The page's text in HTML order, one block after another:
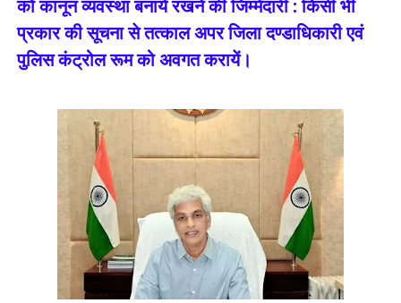
को कानून व्यवस्था बनाये रखने की जिम्मेदारी : किसी भी
प्रकार की सूचना से तत्काल अपर जिला दण्डाधिकारी एवं
पुलिस कंट्रोल रूम को अवगत करायें।